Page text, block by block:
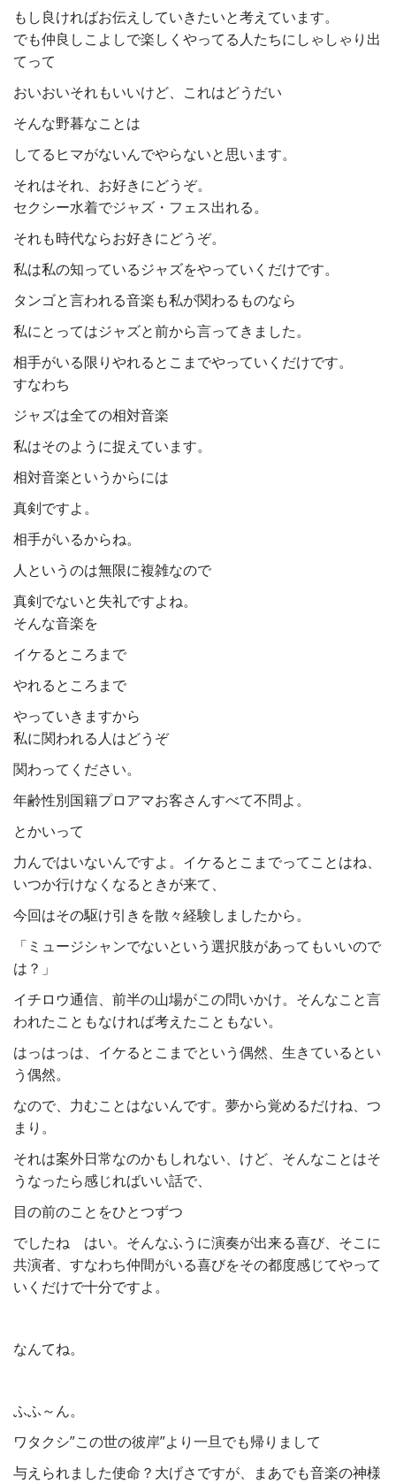
もし良ければお伝えしていきたいと考えています。
でも仲良しこよしで楽しくやってる人たちにしゃしゃり出
てって
おいおいそれもいいけど、これはどうだい
そんな野暮なことは
してるヒマがないんでやらないと思います。
それはそれ、お好きにどうぞ。
セクシー水着でジャズ・フェス出れる。
それも時代ならお好きにどうぞ。
私は私の知っているジャズをやっていくだけです。
タンゴと言われる音楽も私が関わるものなら
私にとってはジャズと前から言ってきました。
相手がいる限りやれるとこまでやっていくだけです。
すなわち
ジャズは全ての相対音楽
私はそのように捉えています。
相対音楽というからには
真剣ですよ。
相手がいるからね。
人というのは無限に複雑なので
真剣でないと失礼ですよね。
そんな音楽を
イケるところまで
やれるところまで
やっていきますから
私に関われる人はどうぞ
関わってください。
年齢性別国籍プロアマお客さんすべて不問よ。
とかいって
力んではいないんですよ。イケるとこまでってことはね、
いつか行けなくなるときが来て、
今回はその駆け引きを散々経験しましたから。
「ミュージシャンでないという選択肢があってもいいので
は？」
イチロウ通信、前半の山場がこの問いかけ。そんなこと言
われたこともなければ考えたこともない。
はっはっは、イケるとこまでという偶然、生きているとい
う偶然。
なので、力むことはないんです。夢から覚めるだけね、つ
まり。
それは案外日常なのかもしれない、けど、そんなことはそ
うなったら感じればいい話で、
目の前のことをひとつずつ
でしたね はい。そんなふうに演奏が出来る喜び、そこに
共演者、すなわち仲間がいる喜びをその都度感じてやって
いくだけで十分ですよ。
なんてね。
ふふ～ん。
ワタクシ”この世の彼岸”より一旦でも帰りまして
与えられました使命？大げさですが、まあでも音楽の神様